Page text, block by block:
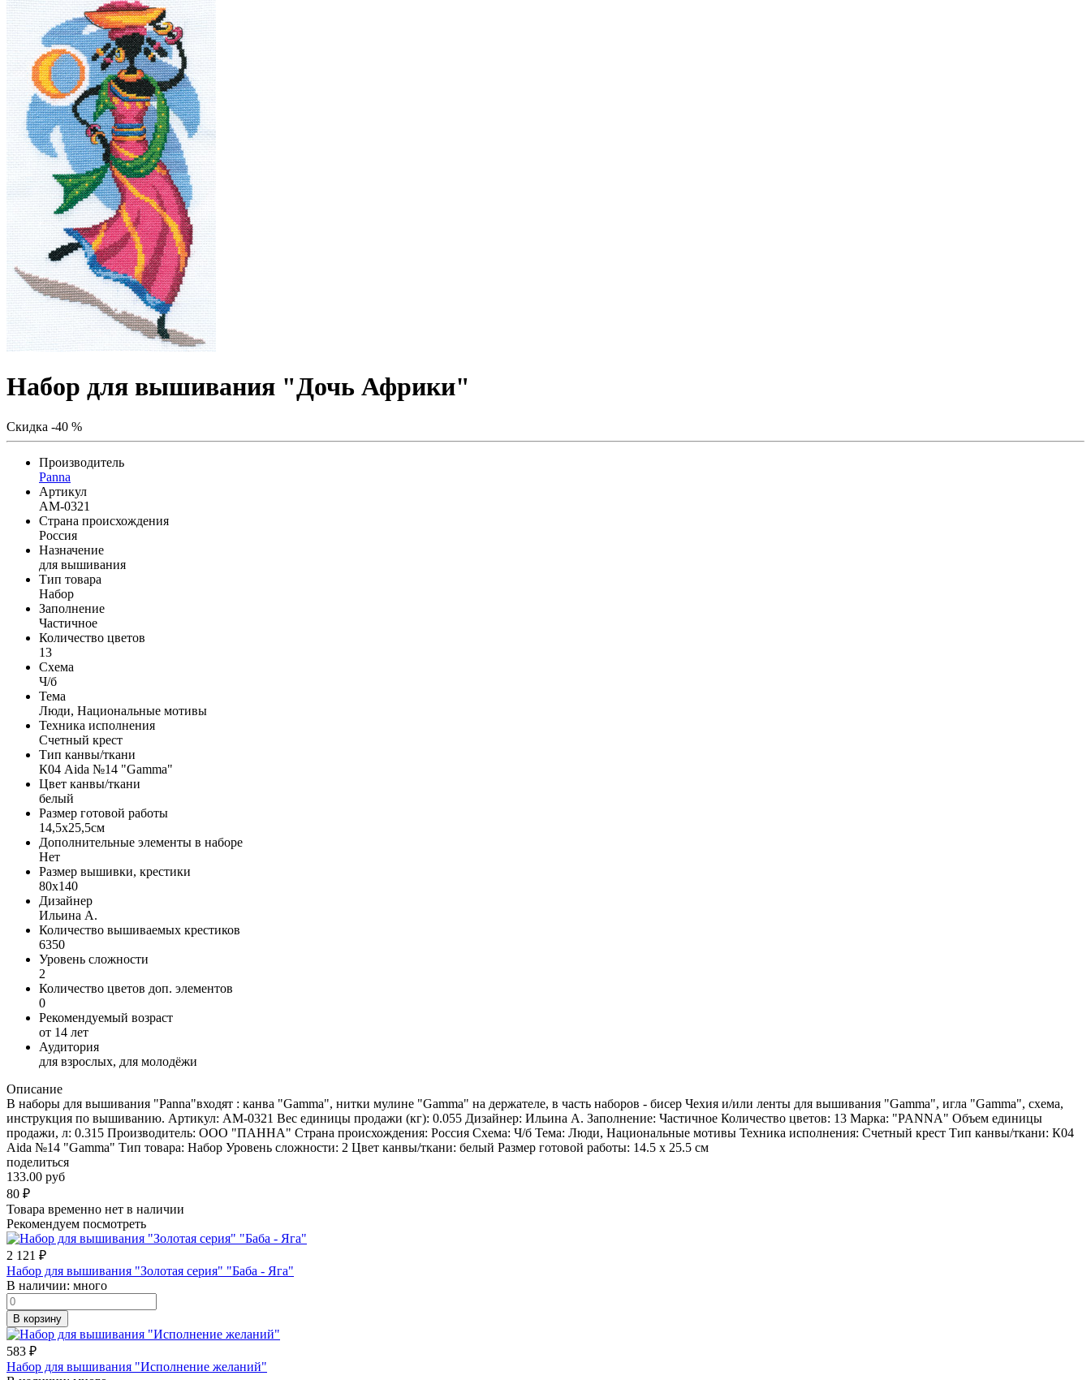
Набор для вышивания "Дочь Африки"
Скидка -40 %
Производитель
Panna
Артикул
AM-0321
Страна происхождения
Россия
Назначение
для вышивания
Тип товара
Набор
Заполнение
Частичное
Количество цветов
13
Схема
Ч/б
Тема
Люди, Национальные мотивы
Техника исполнения
Счетный крест
Тип канвы/ткани
К04 Aida №14 "Gamma"
Цвет канвы/ткани
белый
Размер готовой работы
14,5x25,5см
Дополнительные элементы в наборе
Нет
Размер вышивки, крестики
80x140
Дизайнер
Ильина А.
Количество вышиваемых крестиков
6350
Уровень сложности
2
Количество цветов доп. элементов
0
Рекомендуемый возраст
от 14 лет
Аудитория
для взрослых, для молодёжи
Описание
В наборы для вышивания "Panna"входят : канва "Gamma", нитки мулине "Gamma" на держателе, в часть наборов - бисер Чехия и/или ленты для вышивания "Gamma", игла "Gamma", схема,
инструкция по вышиванию. Артикул: АМ-0321 Вес единицы продажи (кг): 0.055 Дизайнер: Ильина А. Заполнение: Частичное Количество цветов: 13 Марка: "PANNA" Объем единицы
продажи, л: 0.315 Производитель: ООО "ПАННА" Страна происхождения: Россия Схема: Ч/б Тема: Люди, Национальные мотивы Техника исполнения: Счетный крест Тип канвы/ткани: К04
Aida №14 "Gamma" Тип товара: Набор Уровень сложности: 2 Цвет канвы/ткани: белый Размер готовой работы: 14.5 x 25.5 см
поделиться
133.00 руб
80 ₽
Товара временно нет в наличии
Рекомендуем посмотреть
2 121 ₽
Набор для вышивания "Золотая серия" "Баба - Яга"
В наличии: много
В корзину
583 ₽
Набор для вышивания "Исполнение желаний"